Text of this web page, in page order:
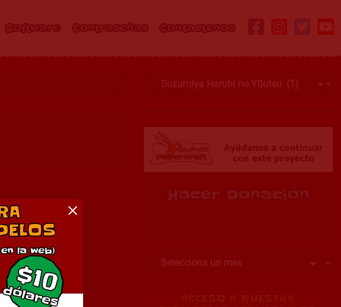
Software Contraseñas Contactenos